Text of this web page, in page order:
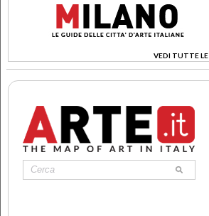
VEDI TUTTE LE
>